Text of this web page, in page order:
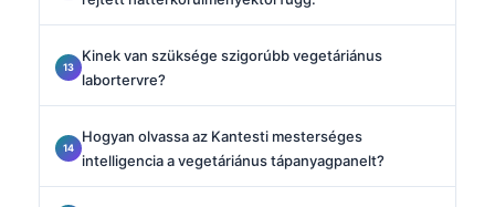
Kinek van szüksége szigorúbb vegetáriánus
labortervre?
Hogyan olvassa az Kantesti mesterséges
intelligencia a vegetáriánus tápanyagpanelt?